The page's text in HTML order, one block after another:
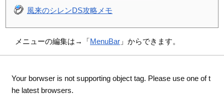
風来のシレンDS攻略メモ
メニューの編集は→「 MenuBar 」からできます。
Your borwser is not supporting object tag. Please use one of t
he latest browsers.